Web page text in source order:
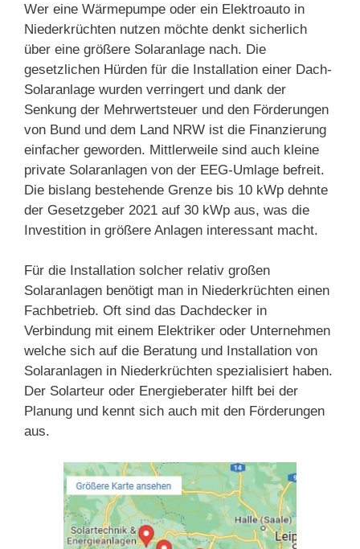
Wer eine Wärmepumpe oder ein Elektroauto in
Niederkrüchten nutzen möchte denkt sicherlich
über eine größere Solaranlage nach. Die
gesetzlichen Hürden für die Installation einer Dach-
Solaranlage wurden verringert und dank der
Senkung der Mehrwertsteuer und den Förderungen
von Bund und dem Land NRW ist die Finanzierung
einfacher geworden. Mittlerweile sind auch kleine
private Solaranlagen von der EEG-Umlage befreit.
Die bislang bestehende Grenze bis 10 kWp dehnte
der Gesetzgeber 2021 auf 30 kWp aus, was die
Investition in größere Anlagen interessant macht.
Für die Installation solcher relativ großen
Solaranlagen benötigt man in Niederkrüchten einen
Fachbetrieb. Oft sind das Dachdecker in
Verbindung mit einem Elektriker oder Unternehmen
welche sich auf die Beratung und Installation von
Solaranlagen in Niederkrüchten spezialisiert haben.
Der Solarteur oder Energieberater hilft bei der
Planung und kennt sich auch mit den Förderungen
aus.